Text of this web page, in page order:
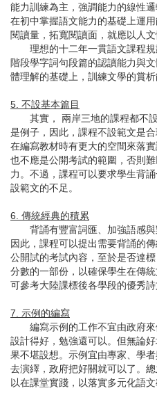
能力訓練為主，強調能力的線性
在初中掌握語文能力的基礎上運
閱讀量，拓寬閱讀面，就應以人文
理想的十二年一貫語文課程規
階段學字詞句段篇的認讀能力與
體理解的基礎上，訓練文學的賞析
5. 不設基本篇目
其實， 兩岸三地的課程都不設
是例子，因此，課程不設範文是
在編寫教材時有更大的空間來落
也不應是公開考試的範圍，否則
力。不過，課程可以要求學生背
設範文的不足。
6. 傳統經典的積累
背誦有豐富詞匯、加強語感與
因此，課程可以提出需要背誦的
公開試的考試內容，至於是否達
分數的一部份，以確保學生在傳
可參考大陸課標後各學段的優秀詩
7. 示例的編寫
編寫示例的工作不宜由政府來
設計得好，勉強還可以。但無論
果不堪設想。示例宜由專家、學
去演繹，政府把好關就可以了。
以在課堂實踐，以落實多元化語文